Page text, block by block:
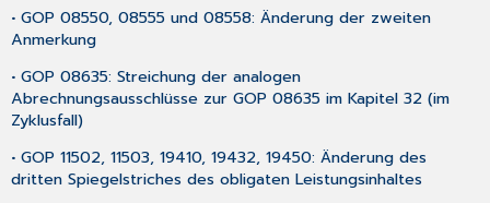
• GOP 08550, 08555 und 08558: Änderung der zweiten
Anmerkung
• GOP 08635: Streichung der analogen
Abrechnungsausschlüsse zur GOP 08635 im Kapitel 32 (im
Zyklusfall)
• GOP 11502, 11503, 19410, 19432, 19450: Änderung des
dritten Spiegelstriches des obligaten Leistungsinhaltes